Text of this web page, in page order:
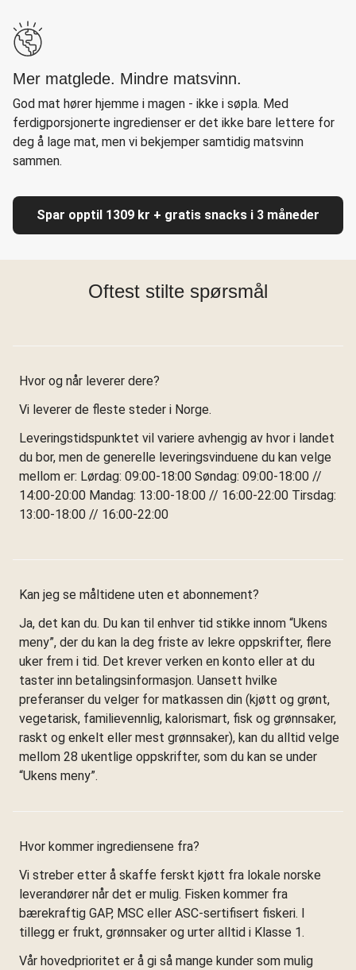
Mer matglede. Mindre matsvinn.
God mat hører hjemme i magen - ikke i søpla. Med
ferdigporsjonerte ingredienser er det ikke bare lettere for
deg å lage mat, men vi bekjemper samtidig matsvinn
sammen.
Spar opptil 1309 kr + gratis snacks i 3 måneder
Oftest stilte spørsmål
Hvor og når leverer dere?
Vi leverer de fleste steder i Norge.
Leveringstidspunktet vil variere avhengig av hvor i landet
du bor, men de generelle leveringsvinduene du kan velge
mellom er: Lørdag: 09:00-18:00 Søndag: 09:00-18:00 //
14:00-20:00 Mandag: 13:00-18:00 // 16:00-22:00 Tirsdag:
13:00-18:00 // 16:00-22:00
Kan jeg se måltidene uten et abonnement?
Ja, det kan du. Du kan til enhver tid stikke innom “Ukens
meny”, der du kan la deg friste av lekre oppskrifter, flere
uker frem i tid. Det krever verken en konto eller at du
taster inn betalingsinformasjon. Uansett hvilke
preferanser du velger for matkassen din (kjøtt og grønt,
vegetarisk, familievennlig, kalorismart, fisk og grønnsaker,
raskt og enkelt eller mest grønnsaker), kan du alltid velge
mellom 28 ukentlige oppskrifter, som du kan se under
“Ukens meny”.
Hvor kommer ingrediensene fra?
Vi streber etter å skaffe ferskt kjøtt fra lokale norske
leverandører når det er mulig. Fisken kommer fra
bærekraftig GAP, MSC eller ASC-sertifisert fiskeri. I
tillegg er frukt, grønnsaker og urter alltid i Klasse 1.
Vår hovedprioritet er å gi så mange kunder som mulig